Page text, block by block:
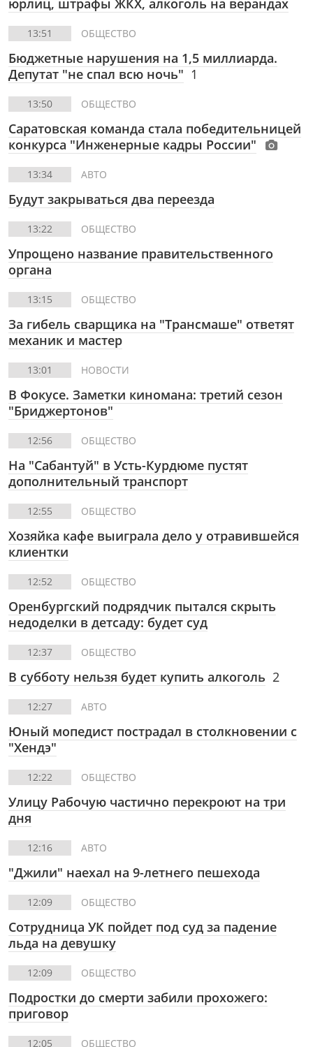
юрлиц, штрафы ЖКХ, алкоголь на верандах
13:51 ОБЩЕСТВО
Бюджетные нарушения на 1,5 миллиарда.
Депутат "не спал всю ночь" 1
13:50 ОБЩЕСТВО
Саратовская команда стала победительницей
конкурса "Инженерные кадры России"
13:34 АВТО
Будут закрываться два переезда
13:22 ОБЩЕСТВО
Упрощено название правительственного
органа
13:15 ОБЩЕСТВО
За гибель сварщика на "Трансмаше" ответят
механик и мастер
13:01 НОВОСТИ
В Фокусе. Заметки киномана: третий сезон
"Бриджертонов"
12:56 ОБЩЕСТВО
На "Сабантуй" в Усть-Курдюме пустят
дополнительный транспорт
12:55 ОБЩЕСТВО
Хозяйка кафе выиграла дело у отравившейся
клиентки
12:52 ОБЩЕСТВО
Оренбургский подрядчик пытался скрыть
недоделки в детсаду: будет суд
12:37 ОБЩЕСТВО
В субботу нельзя будет купить алкоголь 2
12:27 АВТО
Юный мопедист пострадал в столкновении с
"Хендэ"
12:22 ОБЩЕСТВО
Улицу Рабочую частично перекроют на три
дня
12:16 АВТО
"Джили" наехал на 9-летнего пешехода
12:09 ОБЩЕСТВО
Сотрудница УК пойдет под суд за падение
льда на девушку
12:09 ОБЩЕСТВО
Подростки до смерти забили прохожего:
приговор
12:05 ОБЩЕСТВО